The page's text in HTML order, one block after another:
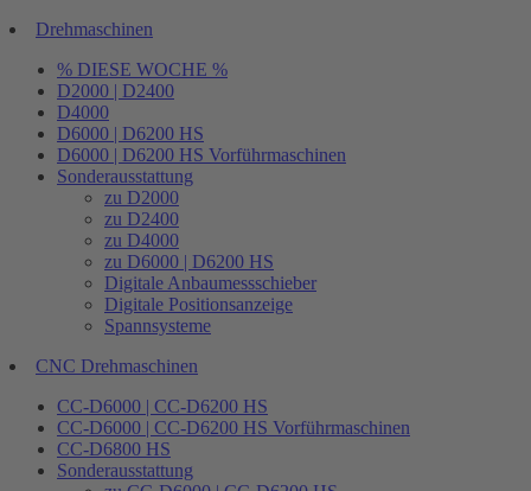
Drehmaschinen
% DIESE WOCHE %
D2000 | D2400
D4000
D6000 | D6200 HS
D6000 | D6200 HS Vorführmaschinen
Sonderausstattung
zu D2000
zu D2400
zu D4000
zu D6000 | D6200 HS
Digitale Anbaumessschieber
Digitale Positionsanzeige
Spannsysteme
CNC Drehmaschinen
CC-D6000 | CC-D6200 HS
CC-D6000 | CC-D6200 HS Vorführmaschinen
CC-D6800 HS
Sonderausstattung